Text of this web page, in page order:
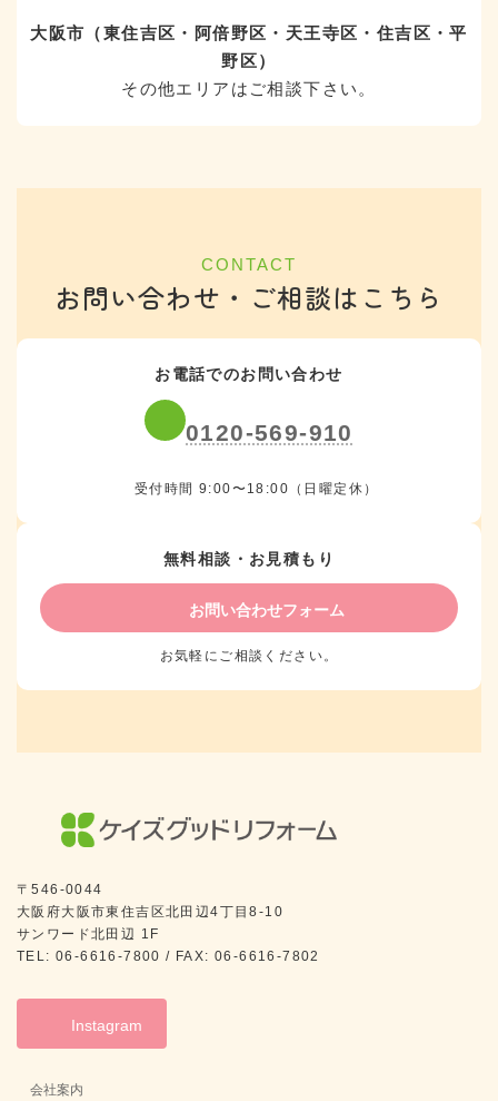
大阪市（東住吉区・阿倍野区・天王寺区・住吉区・平
野区）
その他エリアはご相談下さい。
CONTACT
お問い合わせ・ご相談はこちら
お電話でのお問い合わせ
0120-569-910
受付時間 9:00〜18:00（日曜定休）
無料相談・お見積もり
お問い合わせフォーム
お気軽にご相談ください。
〒546-0044
大阪府大阪市東住吉区北田辺4丁目8-10
サンワード北田辺 1F
TEL: 06-6616-7800 / FAX: 06-6616-7802
Instagram
会社案内